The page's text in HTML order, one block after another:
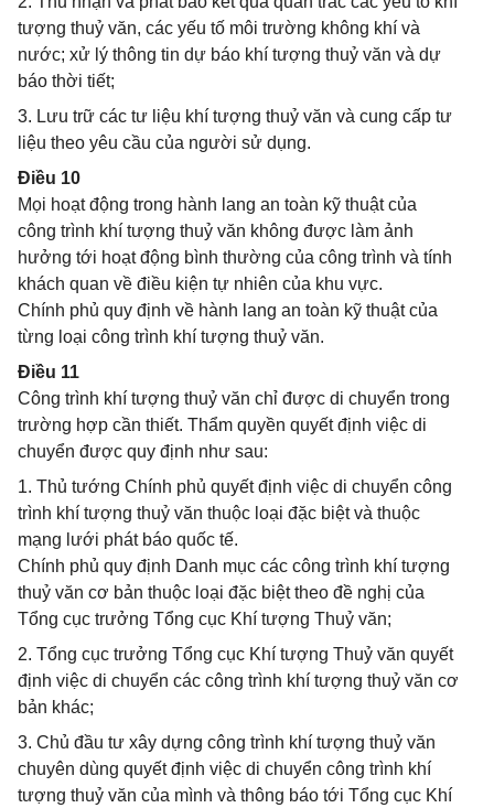
tượng thuỷ văn, các yếu tố môi trường không khí và
nước; xử lý thông tin dự báo khí tượng thuỷ văn và dự
báo thời tiết;
3. Lưu trữ các tư liệu khí tượng thuỷ văn và cung cấp tư
liệu theo yêu cầu của người sử dụng.
Điều 10
Mọi hoạt động trong hành lang an toàn kỹ thuật của
công trình khí tượng thuỷ văn không được làm ảnh
hưởng tới hoạt động bình thường của công trình và tính
khách quan về điều kiện tự nhiên của khu vực.
Chính phủ quy định về hành lang an toàn kỹ thuật của
từng loại công trình khí tượng thuỷ văn.
Điều 11
Công trình khí tượng thuỷ văn chỉ được di chuyển trong
trường hợp cần thiết. Thẩm quyền quyết định việc di
chuyển được quy định như sau:
1. Thủ tướng Chính phủ quyết định việc di chuyển công
trình khí tượng thuỷ văn thuộc loại đặc biệt và thuộc
mạng lưới phát báo quốc tế.
Chính phủ quy định Danh mục các công trình khí tượng
thuỷ văn cơ bản thuộc loại đặc biệt theo đề nghị của
Tổng cục trưởng Tổng cục Khí tượng Thuỷ văn;
2. Tổng cục trưởng Tổng cục Khí tượng Thuỷ văn quyết
định việc di chuyển các công trình khí tượng thuỷ văn cơ
bản khác;
3. Chủ đầu tư xây dựng công trình khí tượng thuỷ văn
chuyên dùng quyết định việc di chuyển công trình khí
tượng thuỷ văn của mình và thông báo tới Tổng cục Khí